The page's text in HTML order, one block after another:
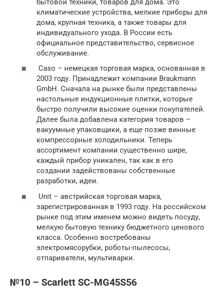
бытовой техники, товаров для дома. Это
климатические устройства, мелкие приборы для
дома, крупная техника, а также товары для
индивидуального ухода. В России есть
официальное представительство, сервисное
обслуживание.
Caso – немецкая торговая марка, основанная в
2003 году. Принадлежит компании Braukmann
GmbH. Сначала на рынке были представлены
настольные индукционные плитки, которые
быстро получили высокие оценки покупателей.
Далее была добавлена категория товаров –
вакуумные упаковщики, а еще позже винные
компрессорные холодильники. Теперь
ассортимент компании существенно шире,
каждый прибор уникален, так как в его
создании задействованы собственные
разработки, идеи.
Unit – австрийская торговая марка,
зарегистрированная в 1993 году. На российском
рынке под этим именем можно видеть посуду,
мелкую бытовую технику бюджетного ценового
класса. Особенно востребованы
электромясорубки, роботы-пылесосы,
отпариватели, мультиварки.
№10 – Scarlett SC-MG45S56